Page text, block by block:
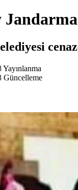
Yayınlanma
Güncelleme